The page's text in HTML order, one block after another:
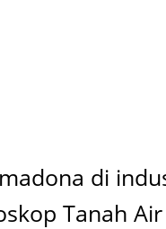
di
Tanah